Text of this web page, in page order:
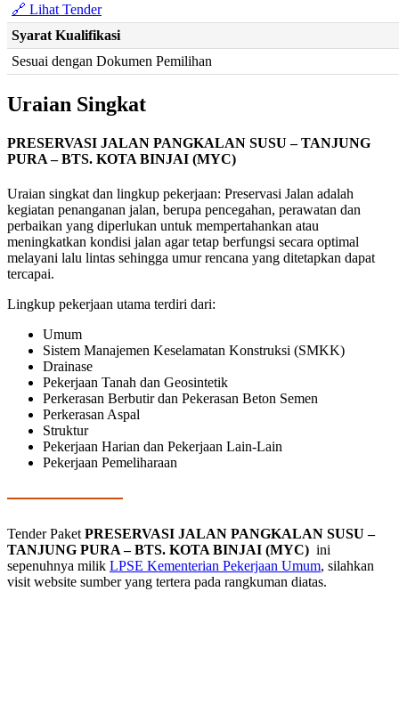
🔗 Lihat Tender
Syarat Kualifikasi
Sesuai dengan Dokumen Pemilihan
Uraian Singkat
PRESERVASI JALAN PANGKALAN SUSU – TANJUNG
PURA – BTS. KOTA BINJAI (MYC)
Uraian singkat dan lingkup pekerjaan: Preservasi Jalan adalah
kegiatan penanganan jalan, berupa pencegahan, perawatan dan
perbaikan yang diperlukan untuk mempertahankan atau
meningkatkan kondisi jalan agar tetap berfungsi secara optimal
melayani lalu lintas sehingga umur rencana yang ditetapkan dapat
tercapai.
Lingkup pekerjaan utama terdiri dari:
Umum
Sistem Manajemen Keselamatan Konstruksi (SMKK)
Drainase
Pekerjaan Tanah dan Geosintetik
Perkerasan Berbutir dan Pekerasan Beton Semen
Perkerasan Aspal
Struktur
Pekerjaan Harian dan Pekerjaan Lain-Lain
Pekerjaan Pemeliharaan
Tender Paket PRESERVASI JALAN PANGKALAN SUSU –
TANJUNG PURA – BTS. KOTA BINJAI (MYC) ini
sepenuhnya milik LPSE Kementerian Pekerjaan Umum, silahkan
visit website sumber yang tertera pada rangkuman diatas.